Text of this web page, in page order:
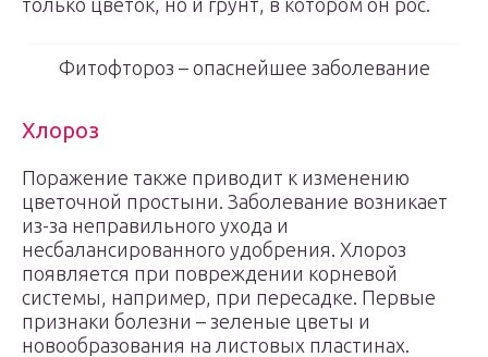
только цветок, но и грунт, в котором он рос.
Фитофтороз – опаснейшее заболевание
Хлороз
Поражение также приводит к изменению
цветочной простыни. Заболевание возникает
из-за неправильного ухода и
несбалансированного удобрения. Хлороз
появляется при повреждении корневой
системы, например, при пересадке. Первые
признаки болезни – зеленые цветы и
новообразования на листовых пластинах.